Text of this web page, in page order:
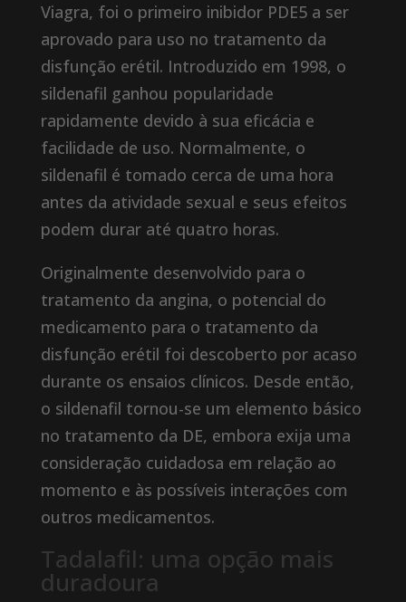
Viagra, foi o primeiro inibidor PDE5 a ser
aprovado para uso no tratamento da
disfunção erétil. Introduzido em 1998, o
sildenafil ganhou popularidade
rapidamente devido à sua eficácia e
facilidade de uso. Normalmente, o
sildenafil é tomado cerca de uma hora
antes da atividade sexual e seus efeitos
podem durar até quatro horas.
Originalmente desenvolvido para o
tratamento da angina, o potencial do
medicamento para o tratamento da
disfunção erétil foi descoberto por acaso
durante os ensaios clínicos. Desde então,
o sildenafil tornou-se um elemento básico
no tratamento da DE, embora exija uma
consideração cuidadosa em relação ao
momento e às possíveis interações com
outros medicamentos.
Tadalafil: uma opção mais
duradoura